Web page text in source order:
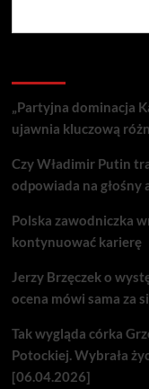
„Partyjna dominacja
ujawnia kluczową
Czy Władimir Putin
odpowiada na głośny
Polska zawodniczka
kontynuować karierę
Jerzy Brzęczek o
ocena mówi sama za
Tak wygląda córka
Potockiej. Wybrała
[06.04.2026]